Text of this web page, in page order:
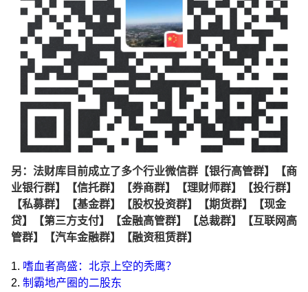
另：法财库目前成立了多个行业微信群【银行高管群】【商
业银行群】【信托群】【券商群】【理财师群】【投行群】
【私募群】【基金群】【股权投资群】【期货群】【现金
贷】【第三方支付】【金融高管群】【总裁群】【互联网高
管群】【汽车金融群】【融资租赁群】
1. 嗜血者高盛：北京上空的秃鹰？
2. 制霸地产圈的二股东